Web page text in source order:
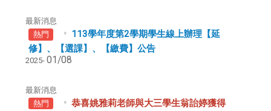
最新消息
熱門
113學年度第2學期學生線上辦理【延
修】、【選課】、【繳費】公告
2025- 01/08
最新消息
熱門
恭喜姚雅莉老師與大三學生翁詒婷獲得